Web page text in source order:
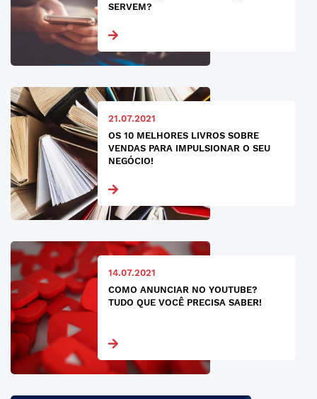
SERVEM?
21.07.2021
OS 10 MELHORES LIVROS SOBRE
VENDAS PARA IMPULSIONAR O SEU
NEGÓCIO!
14.07.2021
COMO ANUNCIAR NO YOUTUBE?
TUDO QUE VOCÊ PRECISA SABER!